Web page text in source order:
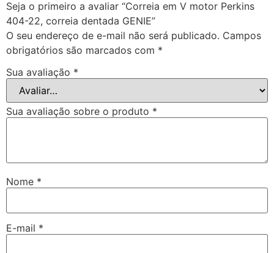
Seja o primeiro a avaliar “Correia em V motor Perkins
404-22, correia dentada GENIE”
O seu endereço de e-mail não será publicado. Campos
obrigatórios são marcados com *
Sua avaliação *
Sua avaliação sobre o produto *
Nome *
E-mail *